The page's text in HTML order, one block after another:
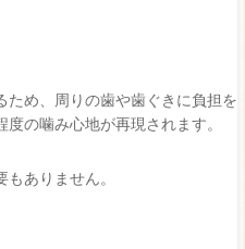
ため、周りの歯や歯ぐきに負担を
の噛み心地が再現されます。
ありません。